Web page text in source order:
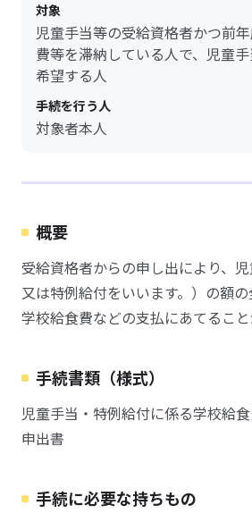
対象
児童手当等の受給資格者かつ前
費等を滞納している人で、児童
希望する人
手続を行う人
対象者本人
概要
受給資格者からの申し出により、
又は特例給付をいいます。）の額の
学校給食費などの支払にあてること
手続書類（様式）
児童手当・特例給付に係る学校給
申出書
手続に必要な持ちもの